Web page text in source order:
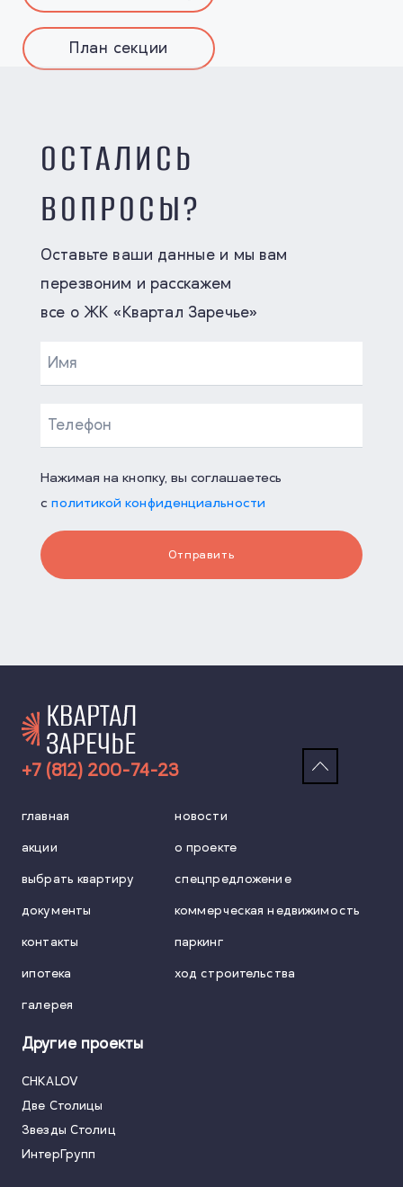
План секции
ОСТАЛИСЬ
ВОПРОСЫ?
Оставьте ваши данные и мы вам
перезвоним и расскажем
все о ЖК «Квартал Заречье»
Нажимая на кнопку, вы соглашаетесь
сполитикой конфиденциальности
Отправить
+7 (812) 200-74-23
главная новости
акции о проекте
выбрать квартиру спецпредложение
документы коммерческая недвижимость
контакты паркинг
ипотека ход строительства
галерея
Другие проекты
CHKALOV
Две Столицы
Звезды Столиц
ИнтерГрупп